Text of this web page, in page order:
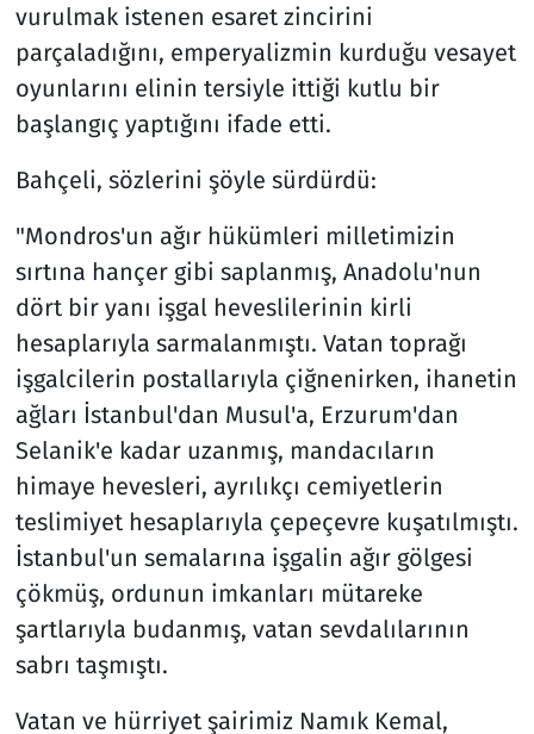
vurulmak istenen esaret zincirini
parçaladığını, emperyalizmin kurduğu vesayet
oyunlarını elinin tersiyle ittiği kutlu bir
başlangıç yaptığını ifade etti.
Bahçeli, sözlerini şöyle sürdürdü:
"Mondros'un ağır hükümleri milletimizin
sırtına hançer gibi saplanmış, Anadolu'nun
dört bir yanı işgal heveslilerinin kirli
hesaplarıyla sarmalanmıştı. Vatan toprağı
işgalcilerin postallarıyla çiğnenirken, ihanetin
ağları İstanbul'dan Musul'a, Erzurum'dan
Selanik'e kadar uzanmış, mandacıların
himaye hevesleri, ayrılıkçı cemiyetlerin
teslimiyet hesaplarıyla çepeçevre kuşatılmıştı.
İstanbul'un semalarına işgalin ağır gölgesi
çökmüş, ordunun imkanları mütareke
şartlarıyla budanmış, vatan sevdalılarının
sabrı taşmıştı.
Vatan ve hürriyet şairimiz Namık Kemal,